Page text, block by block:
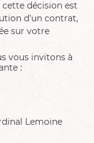
décision est
d’un contrat,
sur votre
vous invitons à
:
Lemoine